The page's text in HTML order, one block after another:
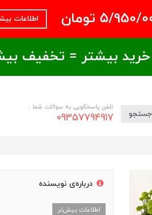
اطلاعات
تلفن پاسخگویی به سوالات شما :
09357794917
درباره‌ی نویسنده
اطلاعات بیش‌تر